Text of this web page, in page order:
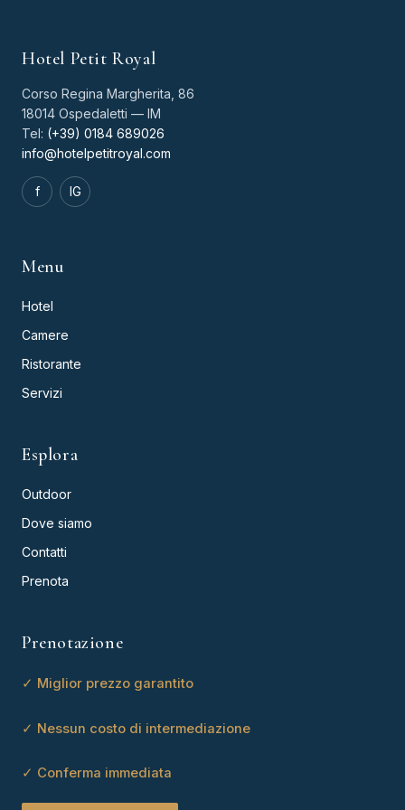
Hotel Petit Royal
Corso Regina Margherita, 86
18014 Ospedaletti — IM
Tel: (+39) 0184 689026
info@hotelpetitroyal.com
f IG
Menu
Hotel
Camere
Ristorante
Servizi
Esplora
Outdoor
Dove siamo
Contatti
Prenota
Prenotazione
✓ Miglior prezzo garantito
✓ Nessun costo di intermediazione
✓ Conferma immediata